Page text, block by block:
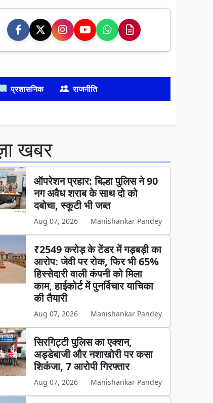
प्रशासनिक राजनीति
खबर
ऑपरेशन प्रहार: बिल्हा पुलिस ने 90
नग अवैध शराब के साथ दो को
दबोचा, स्कूटी भी जब्त
Aug 07, 2026 Manishankar Pandey
₹2549 करोड़ के टेंडर में गड़बड़ी का
आरोप: जेवी पर रोक, फिर भी 65%
हिस्सेदारी वाली कंपनी को मिला
काम, हाईकोर्ट में पुनर्विचार याचिका
की तैयारी
Aug 07, 2026 Manishankar Pandey
सिरगिट्टी पुलिस का एक्शन,
अड्डेबाजी और नशाखोरी पर कसा
शिकंजा, 7 आरोपी गिरफ्तार
Aug 07, 2026 Manishankar Pandey